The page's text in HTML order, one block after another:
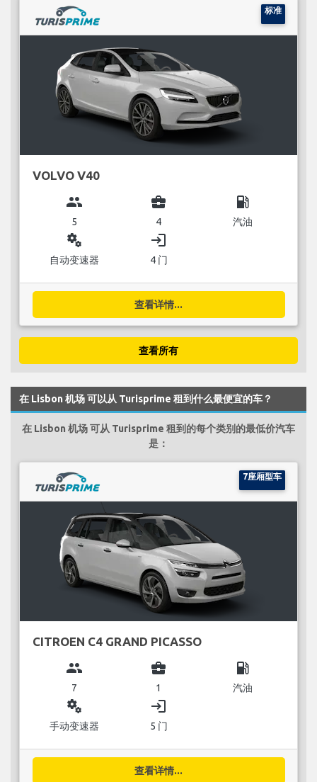
标准
VOLVO V40
group
5
business_center
4
local_gas_station
汽油
miscellaneous_services
自动变速器
login
4 门
查看详情...
查看所有
在 Lisbon 机场 可以从 Turisprime 租到什么最便宜的车？
在 Lisbon 机场 可从 Turisprime 租到的每个类别的最低价汽车
是：
7座厢型车
CITROEN C4 GRAND PICASSO
group
7
business_center
1
local_gas_station
汽油
miscellaneous_services
手动变速器
login
5 门
查看详情...